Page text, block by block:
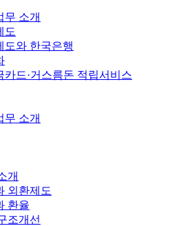
무 소개
도
도와 한국은행
카드·거스름돈 적립서비스
무 소개
개
외환제도
환율
조개선